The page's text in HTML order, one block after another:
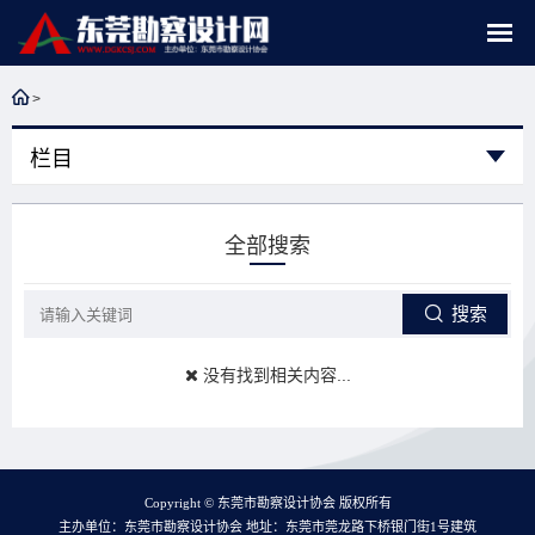
>
栏目
全部搜索
搜索
没有找到相关内容...
Copyright © 东莞市勘察设计协会 版权所有
主办单位：东莞市勘察设计协会 地址：东莞市莞龙路下桥银门街1号建筑